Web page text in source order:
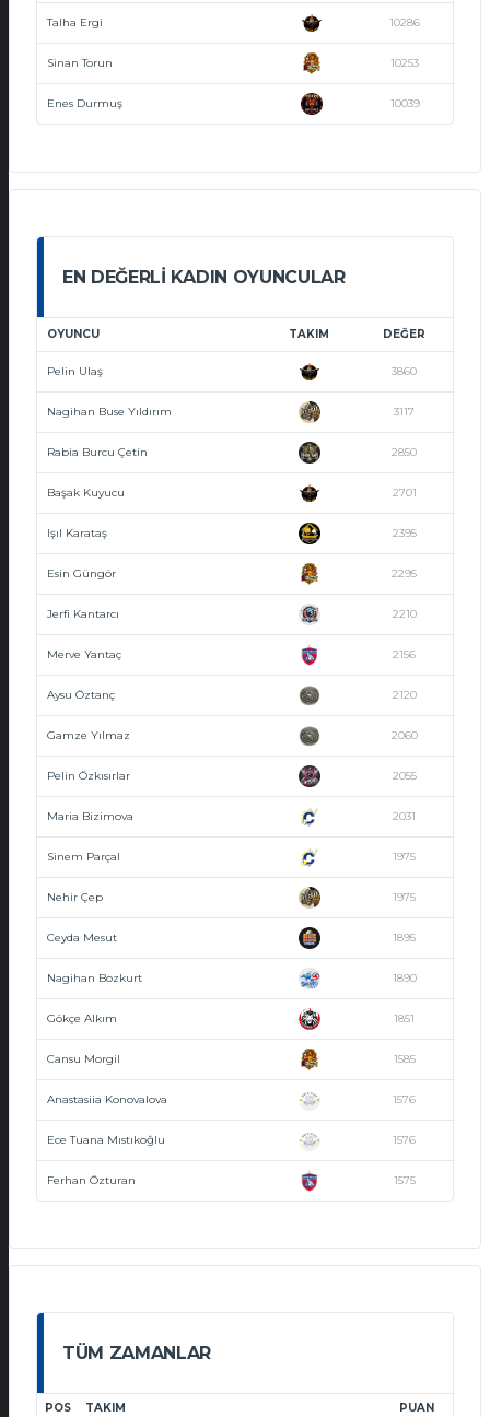
Talha Ergi 10286
Sinan Torun 10253
Enes Durmuş 10039
EN DEĞERLI KADIN OYUNCULAR
OYUNCU TAKIM DEĞER
Pelin Ulaş 3860
Nagihan Buse Yıldırım 3117
Rabia Burcu Çetin 2850
Başak Kuyucu 2701
Işıl Karataş 2395
Esin Güngör 2295
Jerfi Kantarcı 2210
Merve Yantaç 2156
Aysu Öztanç 2120
Gamze Yılmaz 2060
Pelin Özkısırlar 2055
Maria Bizimova 2031
Sinem Parçal 1975
Nehir Çep 1975
Ceyda Mesut 1895
Nagihan Bozkurt 1890
Gökçe Alkım 1851
Cansu Morgil 1585
Anastasiia Konovalova 1576
Ece Tuana Mıstıkoğlu 1576
Ferhan Özturan 1575
TÜM ZAMANLAR
POS TAKIM PUAN